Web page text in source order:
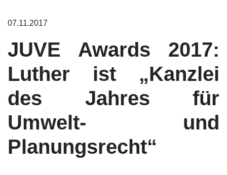
07.11.2017
JUVE Awards 2017:
Luther ist „Kanzlei
des Jahres für
Umwelt- und
Planungsrecht“